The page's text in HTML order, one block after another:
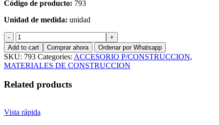
Código de producto: 793
Unidad de medida: unidad
SEPARADOR
PVC
TIPO
RUEDA
R12
quantity
Add to cart Comprar ahora Ordenar por Whatsapp
SKU: 793 Categories: ACCESORIO P/CONSTRUCCION,
MATERIALES DE CONSTRUCCION
Related products
Vista rápida